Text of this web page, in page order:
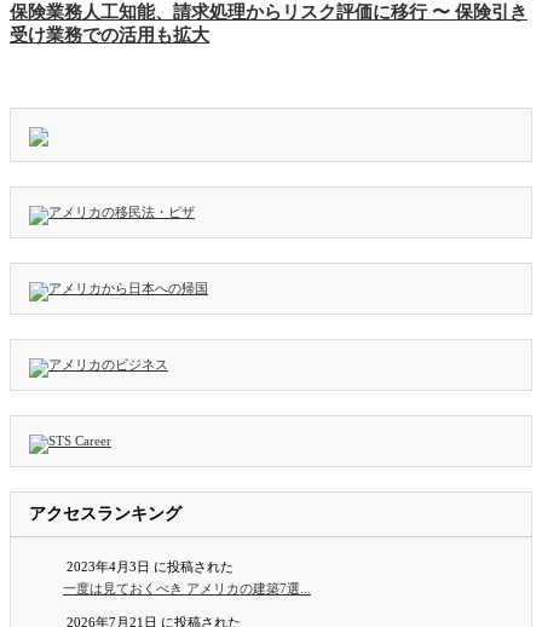
保険業務人工知能、請求処理からリスク評価に移行 〜 保険引き
受け業務での活用も拡大
アクセスランキング
2023年4月3日 に投稿された
一度は見ておくべき アメリカの建築7選...
2026年7月21日 に投稿された